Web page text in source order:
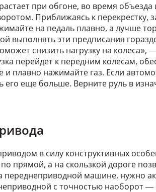
при обгоне, во время
Приближаясь к перекрестку,
на педаль плавно, а лучше
выполнять эти предписания
снизить нагрузку на
перейдет к передним колесам,
и плавно нажимайте газ. Если
его еще больше. Верните руль в
в силу конструктивных
прямой, а на скользкой дороге
переднеприводной машине, нужно
с точностью наоборот